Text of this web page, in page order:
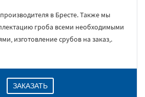
в Бресте. Также мы
гроба всеми необходимыми
изготовление срубов на заказ,.
ЗАКАЗАТЬ